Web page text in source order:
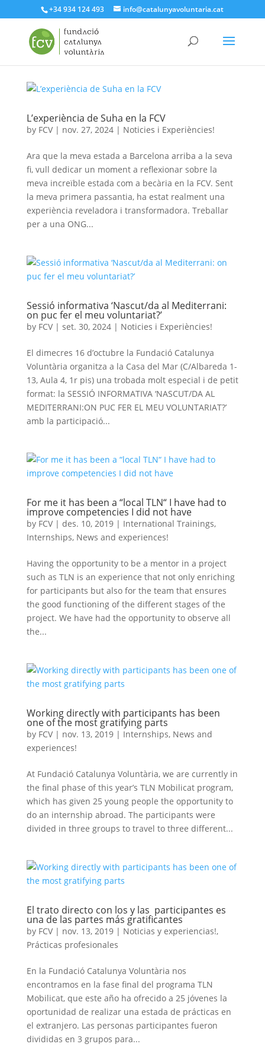
+34 934 124 493 info@catalunyavoluntaria.cat
L’experiència de Suha en la FCV
by FCV| nov. 27, 2024| Noticies i Experiències!
Ara que la meva estada a Barcelona arriba a la seva
fi, vull dedicar un moment a reflexionar sobre la
meva increïble estada com a becària en la FCV. Sent
la meva primera passantia, ha estat realment una
experiència reveladora i transformadora. Treballar
per a una ONG...
Sessió informativa ‘Nascut/da al Mediterrani:
on puc fer el meu voluntariat?’
by FCV| set. 30, 2024| Noticies i Experiències!
El dimecres 16 d’octubre la Fundació Catalunya
Voluntària organitza a la Casa del Mar (C/Albareda 1-
13, Aula 4, 1r pis) una trobada molt especial i de petit
format: la SESSIÓ INFORMATIVA ‘NASCUT/DA AL
MEDITERRANI:ON PUC FER EL MEU VOLUNTARIAT?’
amb la participació...
For me it has been a “local TLN“ I have had to
improve competencies I did not have
by FCV| des. 10, 2019| International Trainings,
Internships, News and experiences!
Having the opportunity to be a mentor in a project
such as TLN is an experience that not only enriching
for participants but also for the team that ensures
the good functioning of the different stages of the
project. We have had the opportunity to observe all
the...
Working directly with participants has been
one of the most gratifying parts
by FCV| nov. 13, 2019| Internships, News and
experiences!
At Fundació Catalunya Voluntària, we are currently in
the final phase of this year’s TLN Mobilicat program,
which has given 25 young people the opportunity to
do an internship abroad. The participants were
divided in three groups to travel to three different...
El trato directo con los y las participantes es
una de las partes más gratificantes
by FCV| nov. 13, 2019| Noticias y experiencias!,
Prácticas profesionales
En la Fundació Catalunya Voluntària nos
encontramos en la fase final del programa TLN
Mobilicat, que este año ha ofrecido a 25 jóvenes la
oportunidad de realizar una estada de prácticas en
el extranjero. Las personas participantes fueron
divididas en 3 grupos para...